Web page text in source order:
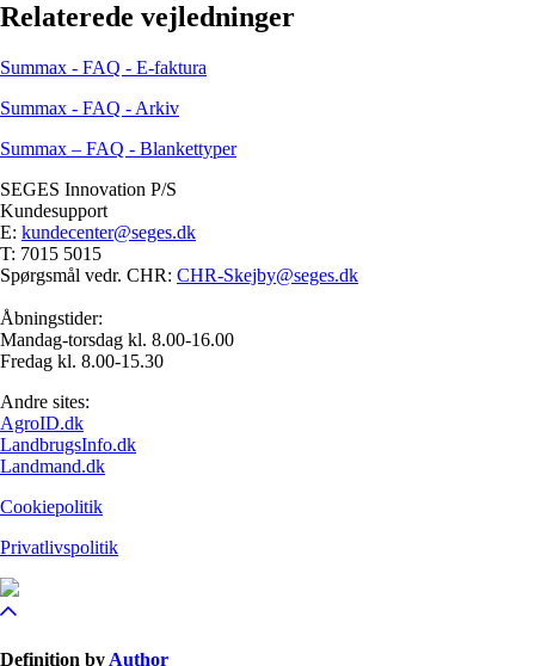
Relaterede vejledninger
Summax - FAQ - E-faktura
Summax - FAQ - Arkiv
Summax – FAQ - Blankettyper
SEGES Innovation P/S
Kundesupport
E: kundecenter@seges.dk
T: 7015 5015
Spørgsmål vedr. CHR: CHR-Skejby@seges.dk
Åbningstider:
Mandag-torsdag kl. 8.00-16.00
Fredag kl. 8.00-15.30
Andre sites:
AgroID.dk
LandbrugsInfo.dk
Landmand.dk
Cookiepolitik
Privatlivspolitik
Definition by Author